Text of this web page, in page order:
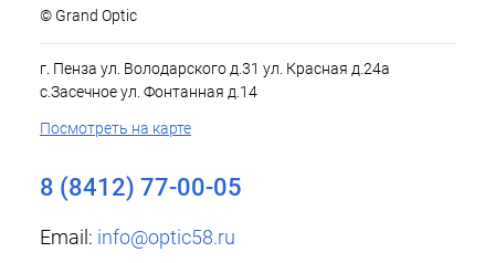
© Grand Optic
г. Пенза ул. Володарского д.31 ул. Красная д.24а
с.Засечное ул. Фонтанная д.14
Посмотреть на карте
8 (8412) 77-00-05
Email: info@optic58.ru